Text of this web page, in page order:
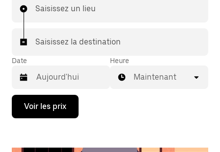
Saisissez un lieu
Saisissez la destination
Date
Appuyez
la
Heure
Maintenant
Voir les prix